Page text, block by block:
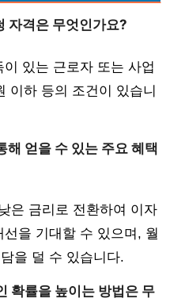
자격은 무엇인가요?
있는 근로자 또는 사업
이하 등의 조건이 있습니
해 얻을 수 있는 주요 혜택
은 금리로 전환하여 이자
을 기대할 수 있으며, 월
을 덜 수 있습니다.
확률을 높이는 방법은 무